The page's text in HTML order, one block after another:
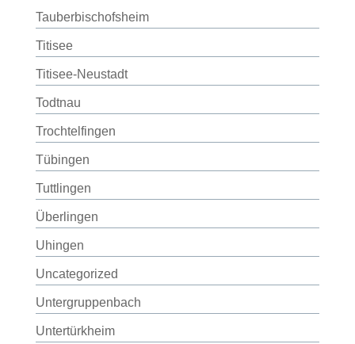
Tauberbischofsheim
Titisee
Titisee-Neustadt
Todtnau
Trochtelfingen
Tübingen
Tuttlingen
Überlingen
Uhingen
Uncategorized
Untergruppenbach
Untertürkheim